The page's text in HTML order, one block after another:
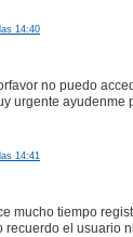
14:40
no puedo
urgente ayudenme
14:41
mucho tiempo
recuerdo el usuario